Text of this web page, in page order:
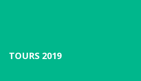
TOURS 2019